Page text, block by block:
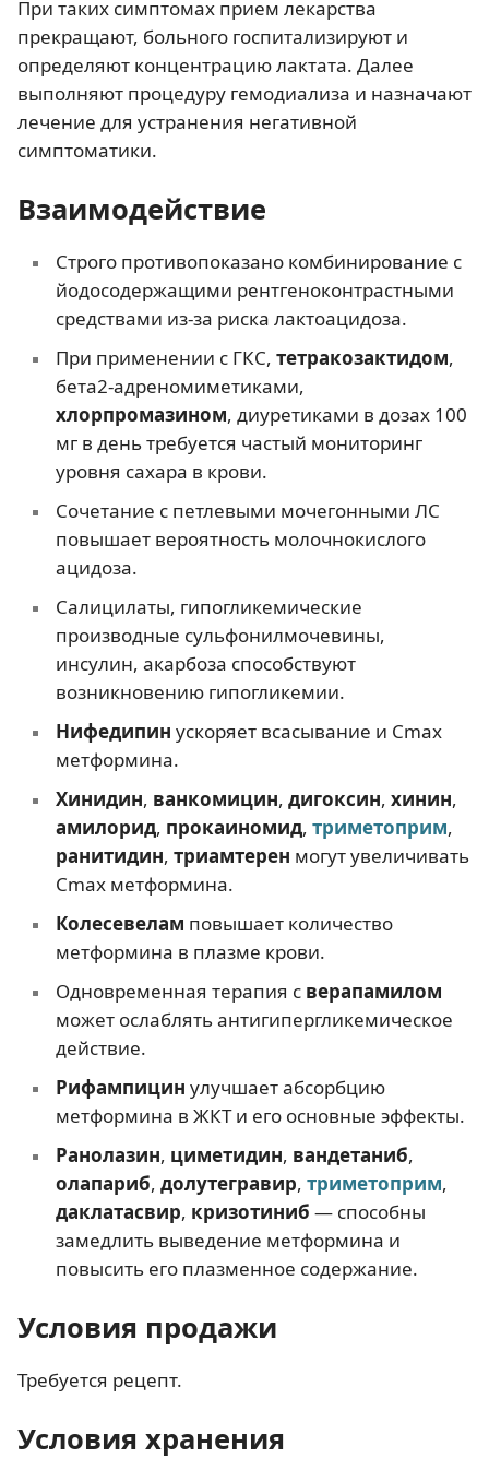
При таких симптомах прием лекарства
прекращают, больного госпитализируют и
определяют концентрацию лактата. Далее
выполняют процедуру гемодиализа и назначают
лечение для устранения негативной
симптоматики.
Взаимодействие
Строго противопоказано комбинирование с
йодосодержащими рентгеноконтрастными
средствами из-за риска лактоацидоза.
При применении с ГКС, тетракозактидом,
бета2-адреномиметиками,
хлорпромазином, диуретиками в дозах 100
мг в день требуется частый мониторинг
уровня сахара в крови.
Сочетание с петлевыми мочегонными ЛС
повышает вероятность молочнокислого
ацидоза.
Салицилаты, гипогликемические
производные сульфонилмочевины,
инсулин, акарбоза способствуют
возникновению гипогликемии.
Нифедипин ускоряет всасывание и Сmax
метформина.
Хинидин, ванкомицин, дигоксин, хинин,
амилорид, прокаиномид, триметоприм,
ранитидин, триамтерен могут увеличивать
Сmax метформина.
Колесевелам повышает количество
метформина в плазме крови.
Одновременная терапия с верапамилом
может ослаблять антигипергликемическое
действие.
Рифампицин улучшает абсорбцию
метформина в ЖКТ и его основные эффекты.
Ранолазин, циметидин, вандетаниб,
олапариб, долутегравир, триметоприм,
даклатасвир, кризотиниб — способны
замедлить выведение метформина и
повысить его плазменное содержание.
Условия продажи
Требуется рецепт.
Условия хранения